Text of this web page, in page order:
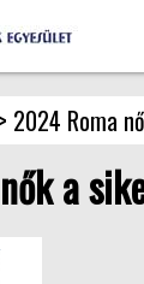
> 2024 Roma
a